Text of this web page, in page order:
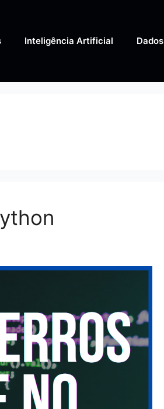
Inteligência Artificial Dados